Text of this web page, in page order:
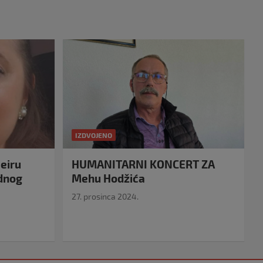
IZDVOJENO
HUMANITARNI KONCERT ZA
Mehu Hodžića
27. prosinca 2024.